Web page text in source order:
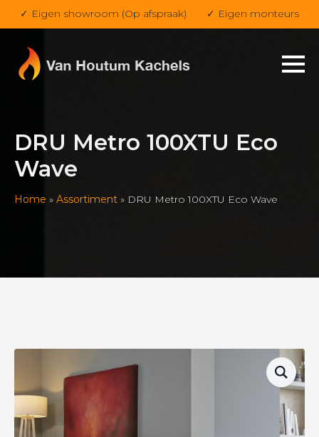
✓ Eigen showroom (Op afspraak) ✓ Eigen monteurs
DRU Metro 100XTU Eco
Wave
Home » Assortiment » DRU Metro 100XTU Eco Wave